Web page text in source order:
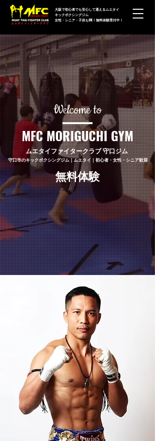
大阪で初心者でも安心して通えるムエタイ
キックボクシングジム
女性・シニア・子供もOK！無料体験受付中！
Welcome to
MFC MORIGUCHI GYM
ムエタイファイタークラブ 守口ジム
守口市のキックボクシングジム｜ムエタイ｜初心者・女性・シニア歓迎
無料体験